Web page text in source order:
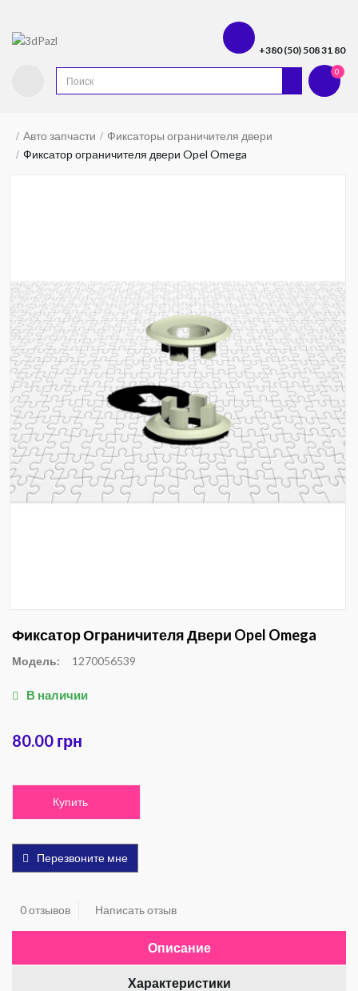
+380 (50) 508 31 80
0
Авто запчасти
Фиксаторы ограничителя двери
Фиксатор ограничителя двери Opel Omega
Фиксатор Ограничителя Двери Opel Omega
Модель: 1270056539
В наличии
80.00 грн
Купить
Перезвоните мне
0 отзывов Написать отзыв
Описание
Характеристики